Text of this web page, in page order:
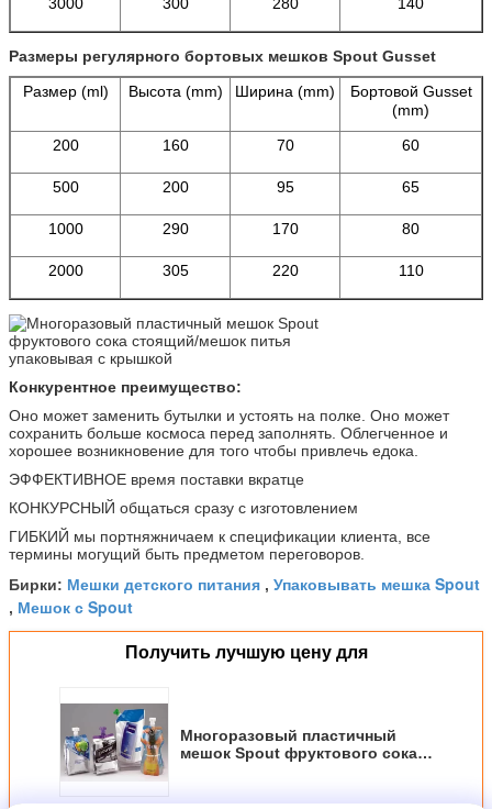
Размеры регулярного бортовых мешков Spout Gusset
Размер (ml)
Высота (mm) Ширина (mm)
Бортовой Gusset
(mm)
200
160 70 60
500 200 95 65
1000 290 170 80
2000 305 220 110
Конкурентное преимущество:
Оно может заменить бутылки и устоять на полке. Оно может
сохранить больше космоса перед заполнять. Облегченное и
хорошее возникновение для того чтобы привлечь едока.
ЭФФЕКТИВНОЕ время поставки вкратце
КОНКУРСНЫЙ общаться сразу с изготовлением
ГИБКИЙ мы портняжничаем к спецификации клиента, все
термины могущий быть предметом переговоров.
Бирки: Мешки детского питания , Упаковывать мешка Spout
, Мешок с Spout
Получить лучшую цену для
Многоразовый пластичный
мешок Spout фруктового сока